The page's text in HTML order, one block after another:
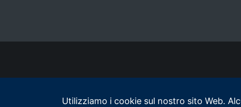
Utilizziamo i cookie sul nostro sito Web.